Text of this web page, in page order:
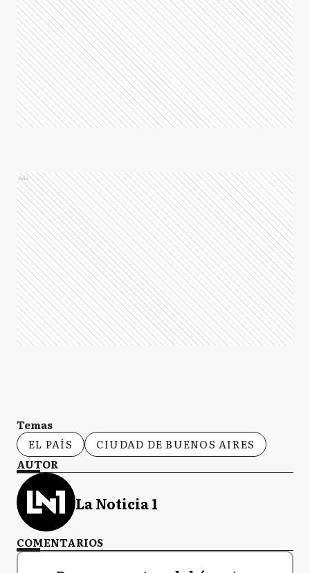
Ads
Temas
EL PAÍS
CIUDAD DE BUENOS AIRES
AUTOR
La Noticia 1
COMENTARIOS